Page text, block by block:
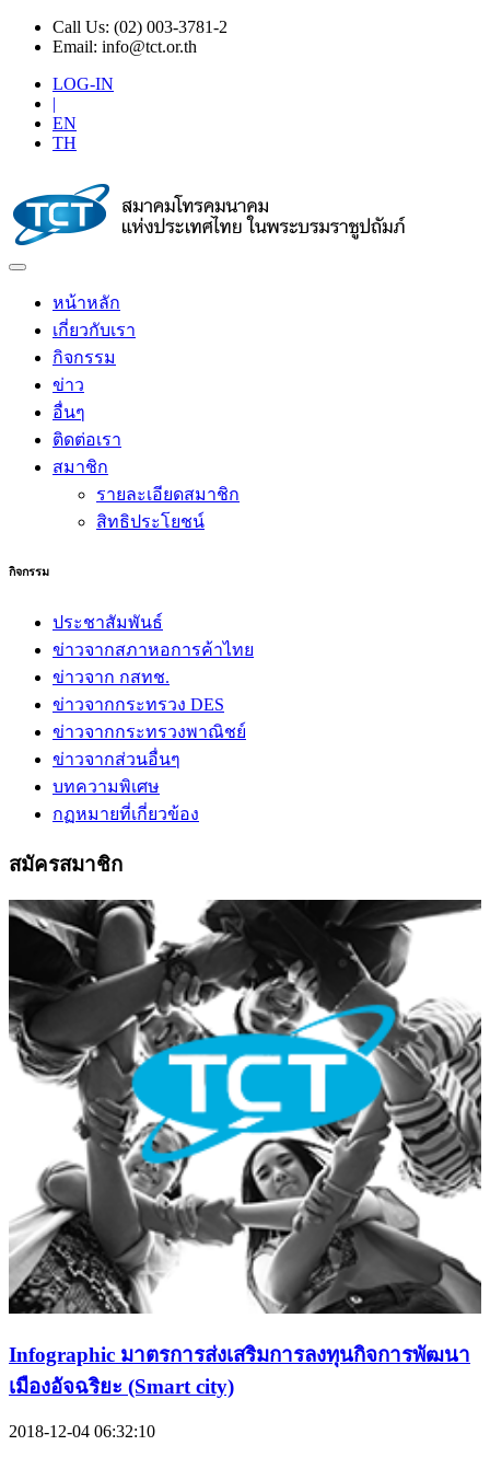
Call Us: (02) 003-3781-2
Email: info@tct.or.th
LOG-IN
|
EN
TH
หน้าหลัก
เกี่ยวกับเรา
กิจกรรม
ข่าว
อื่นๆ
ติดต่อเรา
สมาชิก
รายละเอียดสมาชิก
สิทธิประโยชน์
กิจกรรม
ประชาสัมพันธ์
ข่าวจากสภาหอการค้าไทย
ข่าวจาก กสทช.
ข่าวจากกระทรวง DES
ข่าวจากกระทรวงพาณิชย์
ข่าวจากส่วนอื่นๆ
บทความพิเศษ
กฏหมายที่เกี่ยวข้อง
สมัครสมาชิก
Infographic มาตรการส่งเสริมการลงทุนกิจการพัฒนา
เมืองอัจฉริยะ (Smart city)
2018-12-04 06:32:10